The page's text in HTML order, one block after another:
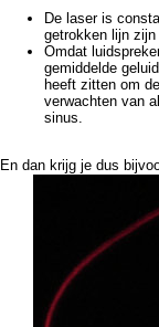
De laser is
getrokken lijn zijn
Omdat
gemiddelde
heeft zitten om
verwachten van
sinus.
En dan krijg je dus